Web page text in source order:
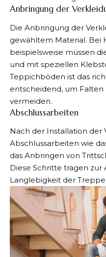
Anbringung der
Die Anbringung der
gewähltem Material. Bei
beispielsweise müssen
und mit speziellen
Teppichböden ist das
entscheidend, um Falten
vermeiden.
Abschlussarbeiten
Nach der Installation der
Abschlussarbeiten wie
das Anbringen von
Diese Schritte tragen zur
Langlebigkeit der Treppe